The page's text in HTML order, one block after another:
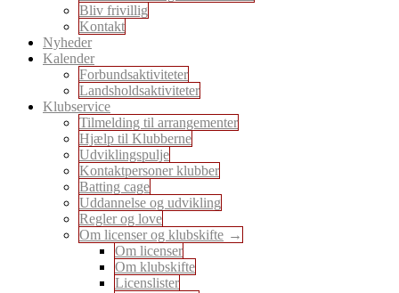
Bliv frivillig
Kontakt
Nyheder
Kalender
Forbundsaktiviteter
Landsholdsaktiviteter
Klubservice
Tilmelding til arrangementer
Hjælp til Klubberne
Udviklingspulje
Kontaktpersoner klubber
Batting cage
Uddannelse og udvikling
Regler og love
Om licenser og klubskifte
Om licenser
Om klubskifte
Licenslister